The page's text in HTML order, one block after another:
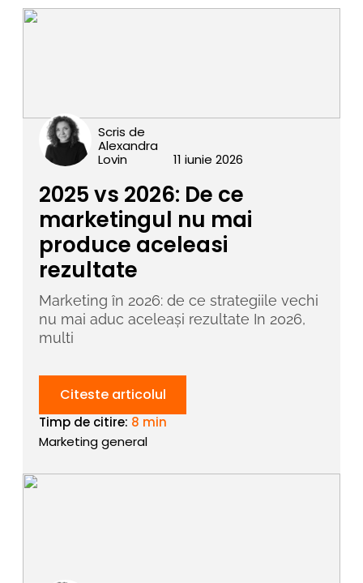
Scris de
Alexandra
Lovin
11 iunie 2026
2025 vs 2026: De ce
marketingul nu mai
produce aceleasi
rezultate
Marketing în 2026: de ce strategiile vechi
nu mai aduc aceleași rezultate In 2026,
multi
Citeste articolul
Timp de citire: 8 min
Marketing general